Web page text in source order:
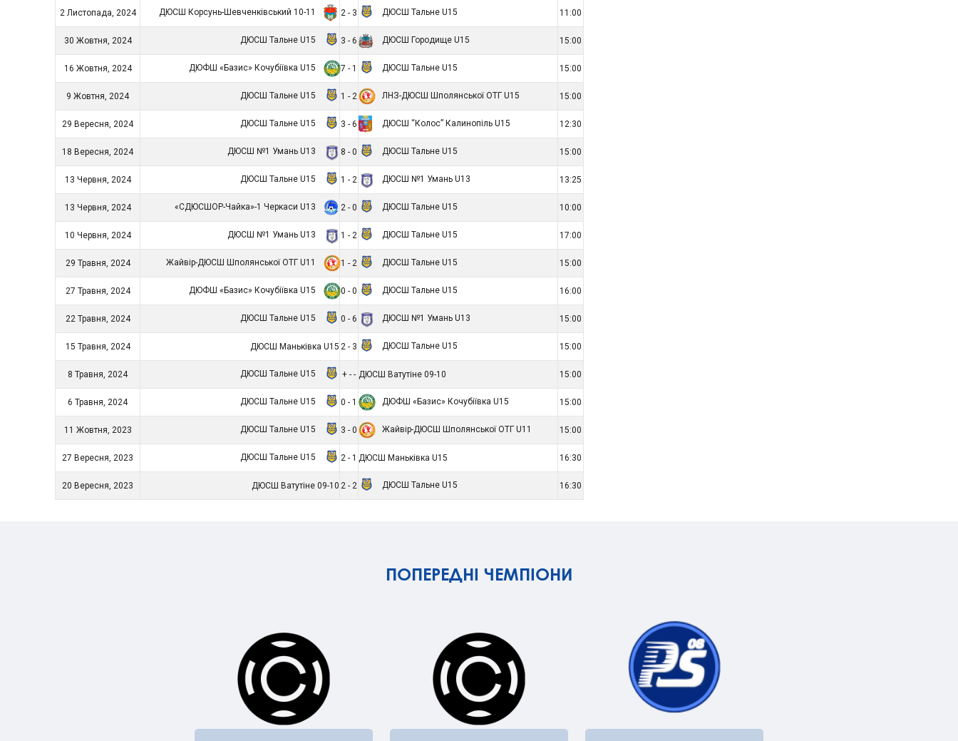
2 Листопада, 2024 ДЮСШ Корсунь-Шевченківський 10-11 2 - 3 ДЮСШ Тальне U15 11:00
30 Жовтня, 2024 ДЮСШ Тальне U15 3 - 6 ДЮСШ Городище U15 15:00
16 Жовтня, 2024 ДЮФШ «Базис» Кочубіївка U15 7 - 1 ДЮСШ Тальне U15 15:00
9 Жовтня, 2024 ДЮСШ Тальне U15 1 - 2 ЛНЗ-ДЮСШ Шполянської ОТГ U15 15:00
29 Вересня, 2024 ДЮСШ Тальне U15 3 - 6 ДЮСШ “Колос” Калинопіль U15 12:30
18 Вересня, 2024 ДЮСШ №1 Умань U13 8 - 0 ДЮСШ Тальне U15 15:00
13 Червня, 2024 ДЮСШ Тальне U15 1 - 2 ДЮСШ №1 Умань U13 13:25
13 Червня, 2024 «СДЮСШОР-Чайка»-1 Черкаси U13 2 - 0 ДЮСШ Тальне U15 10:00
10 Червня, 2024 ДЮСШ №1 Умань U13 1 - 2 ДЮСШ Тальне U15 17:00
29 Травня, 2024 Жайвір-ДЮСШ Шполянської ОТГ U11 1 - 2 ДЮСШ Тальне U15 15:00
27 Травня, 2024 ДЮФШ «Базис» Кочубіївка U15 0 - 0 ДЮСШ Тальне U15 16:00
22 Травня, 2024 ДЮСШ Тальне U15 0 - 6 ДЮСШ №1 Умань U13 15:00
15 Травня, 2024 ДЮСШ Маньківка U15 2 - 3 ДЮСШ Тальне U15 15:00
8 Травня, 2024 ДЮСШ Тальне U15 + - - ДЮСШ Ватутіне 09-10 15:00
6 Травня, 2024 ДЮСШ Тальне U15 0 - 1 ДЮФШ «Базис» Кочубіївка U15 15:00
11 Жовтня, 2023 ДЮСШ Тальне U15 3 - 0 Жайвір-ДЮСШ Шполянської ОТГ U11 15:00
27 Вересня, 2023 ДЮСШ Тальне U15 2 - 1 ДЮСШ Маньківка U15 16:30
20 Вересня, 2023 ДЮСШ Ватутіне 09-10 2 - 2 ДЮСШ Тальне U15 16:30
ПОПЕРЕДНІ ЧЕМПІОНИ